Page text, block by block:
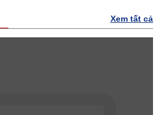
Xem tất cả